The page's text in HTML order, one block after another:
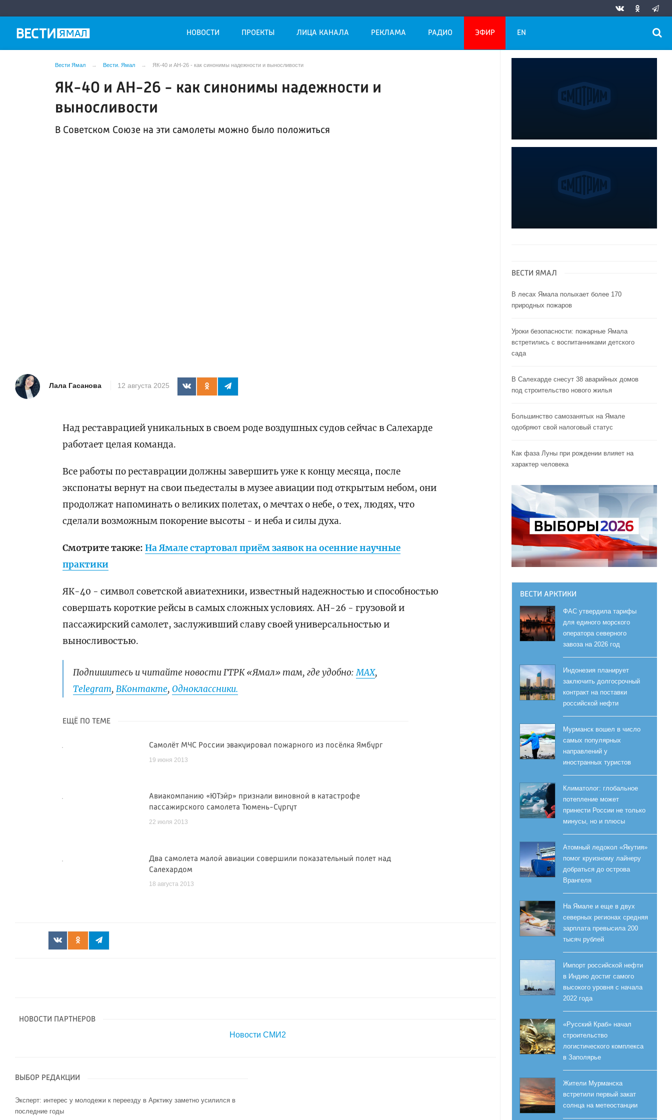
НОВОСТИ ПРОЕКТЫ ЛИЦА КАНАЛА РЕКЛАМА РАДИО ЭФИР EN
Вести Ямал Вести. Ямал ЯК-40 и АН-26 - как синонимы надежности и выносливости
ЯК-40 и АН-26 - как синонимы надежности и
выносливости
В Советском Союзе на эти самолеты можно было положиться
Лала Гасанова 12 августа 2025
Над реставрацией уникальных в своем роде воздушных судов сейчас в Салехарде
работает целая команда.
Все работы по реставрации должны завершить уже к концу месяца, после
экспонаты вернут на свои пьедесталы в музее авиации под открытым небом, они
продолжат напоминать о великих полетах, о мечтах о небе, о тех, людях, что
сделали возможным покорение высоты - и неба и силы духа.
Смотрите также:На Ямале стартовал приём заявок на осенние научные
практики
ЯК-40 - символ советской авиатехники, известный надежностью и способностью
совершать короткие рейсы в самых сложных условиях. АН-26 - грузовой и
пассажирский самолет, заслуживший славу своей универсальностью и
выносливостью.
Подпишитесь и читайте новости ГТРК «Ямал» там, где удобно:МАХ,
Telegram,ВКонтакте,Одноклассники.
ЕЩЁ ПО ТЕМЕ
Самолёт МЧС России эвакуировал пожарного из посёлка Ямбург
19 июня 2013
Авиакомпанию «ЮТэйр» признали виновной в катастрофе
пассажирского самолета Тюмень-Сургут
22 июля 2013
Два самолета малой авиации совершили показательный полет над
Салехардом
18 августа 2013
НОВОСТИ ПАРТНЕРОВ
Новости СМИ2
ВЫБОР РЕДАКЦИИ
Эксперт: интерес у молодежи к переезду в Арктику заметно усилился в
последние годы
ВЕСТИ ЯМАЛ
В лесах Ямала полыхает более 170
природных пожаров
Уроки безопасности: пожарные Ямала
встретились с воспитанниками детского
сада
В Салехарде снесут 38 аварийных домов
под строительство нового жилья
Большинство самозанятых на Ямале
одобряют свой налоговый статус
Как фаза Луны при рождении влияет на
характер человека
ВЕСТИ АРКТИКИ
ФАС утвердила тарифы
для единого морского
оператора северного
завоза на 2026 год
Индонезия планирует
заключить долгосрочный
контракт на поставки
российской нефти
Мурманск вошел в число
самых популярных
направлений у
иностранных туристов
Климатолог: глобальное
потепление может
принести России не только
минусы, но и плюсы
Атомный ледокол «Якутия»
помог круизному лайнеру
добраться до острова
Врангеля
На Ямале и еще в двух
северных регионах средняя
зарплата превысила 200
тысяч рублей
Импорт российской нефти
в Индию достиг самого
высокого уровня с начала
2022 года
«Русский Краб» начал
строительство
логистического комплекса
в Заполярье
Жители Мурманска
встретили первый закат
солнца на метеостанции